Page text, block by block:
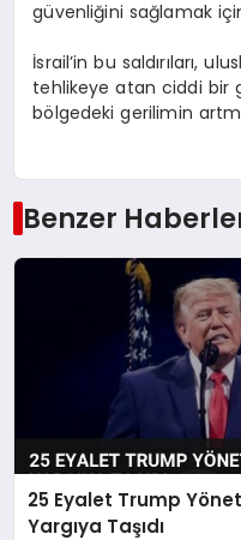
güvenliğini sağlamak
İsrail’in bu saldırıları,
tehlikeye atan ciddi bir
bölgedeki gerilimin
Benzer
25 Eyalet Trump
Yargıya Taşıdı